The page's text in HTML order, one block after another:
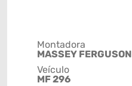
Montadora
MASSEY FERGUSON
Veículo
MF 296